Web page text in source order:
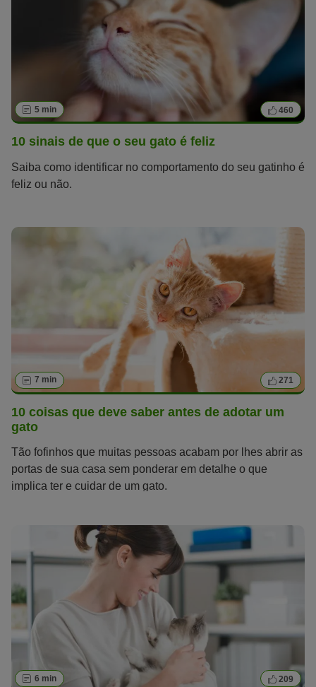
5 min 460
10 sinais de que o seu gato é feliz
Saiba como identificar no comportamento do seu gatinho é
feliz ou não.
7 min 271
10 coisas que deve saber antes de adotar um
gato
Tão fofinhos que muitas pessoas acabam por lhes abrir as
portas de sua casa sem ponderar em detalhe o que
implica ter e cuidar de um gato.
6 min 209